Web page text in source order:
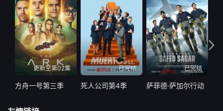
更新至第02集
方舟一号第三季
已完结
死人公司第4季
已完结
萨菲德·萨加尔行动